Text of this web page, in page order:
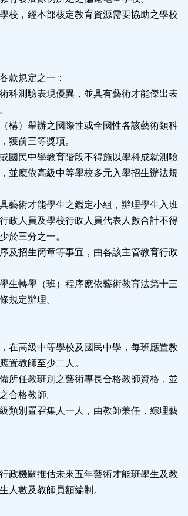
本部核定教育資源需要協助之學校
款規定之一：
表現優異，並具有藝術才能傑出表
辦之國際性或全國性各該藝術類科
等獎項。
國民中學教育階段不得施以學科成就測驗
並應依高級中等學校多元入學招生辦法規
藝術才能學生之鑑定小組，辦理學生入班
政人員及學校行政人員代表人數合計不得
於三分之一。
及招生簡章等事宜，由各該主管教育行政
生轉學（班）程序應依藝術教育法第十三
規定辦理。
在高級中等學校及國民中學，每班應置教
置教師至少二人。
所任教班別之藝術專長合格教師資格，並
合格教師。
類別置召集人一人，由教師兼任，綜理藝
政機關推估未來五年藝術才能班學生及教
人數及教師員額編制。